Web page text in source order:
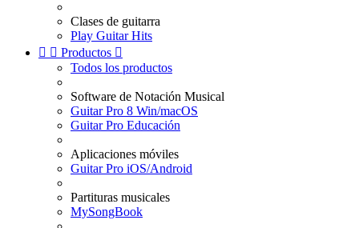
Clases de guitarra
Play Guitar Hits
  Productos 
Todos los productos
Software de Notación Musical
Guitar Pro 8 Win/macOS
Guitar Pro Educación
Aplicaciones móviles
Guitar Pro iOS/Android
Partituras musicales
MySongBook